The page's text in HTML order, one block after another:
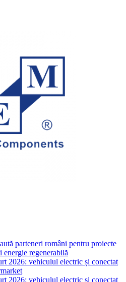
parteneri români pentru proiecte
energie regenerabilă
2026: vehiculul electric și conectat
2026: vehiculul electric și conectat